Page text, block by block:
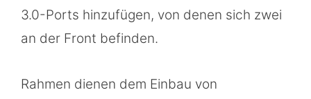
3.0-Ports hinzufügen, von denen sich zwei
an der Front befinden.
Rahmen dienen dem Einbau von